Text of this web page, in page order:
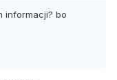
informacji? bo